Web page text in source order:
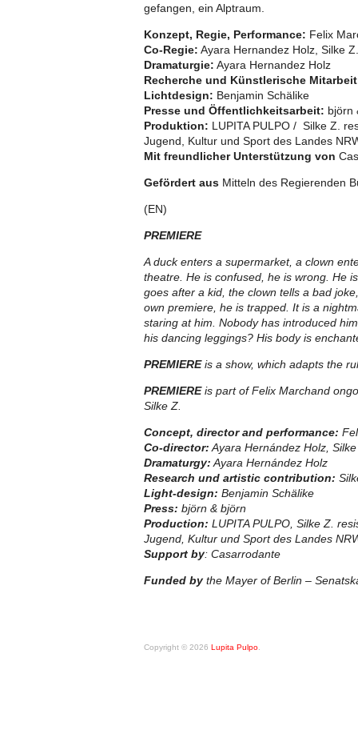
gefangen, ein Alptraum.
Konzept, Regie, Performance: Felix
Co-Regie: Ayara Hernandez Holz, Silke Z.
Dramaturgie: Ayara Hernandez Holz
Recherche und Künstlerische
Lichtdesign: Benjamin Schälike
Presse und Öffentlichkeitsarbeit: björn
Produktion: LUPITA PULPO / Silke Z.
Jugend, Kultur und Sport des Landes
Mit freundlicher Unterstützung von
Gefördert aus Mitteln des Regierenden
(EN)
PREMIERE
A duck enters a supermarket, a clown
theatre. He is confused, he is wrong. He
goes after a kid, the clown tells a bad
own premiere, he is trapped. It is a
staring at him. Nobody has introduced
his dancing leggings? His body is
PREMIEREis a show, which adapts the
PREMIEREis part of Felix Marchand
Silke Z.
Concept, director and performance:
Co-director: Ayara Hernández Holz,
Dramaturgy: Ayara Hernández Holz
Research und artistic contribution:
Light-design: Benjamin Schälike
Press: björn & björn
Production: LUPITA PULPO, Silke Z.
Jugend, Kultur und Sport des Landes
Support by: Casarrodante
Funded by the Mayer of Berlin –
Copyright © 2026 Lupita Pulpo